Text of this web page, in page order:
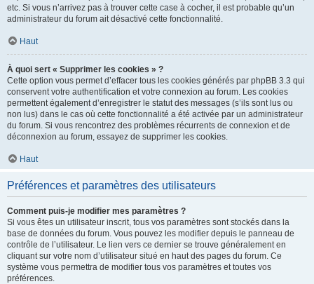
etc. Si vous n’arrivez pas à trouver cette case à cocher, il est probable qu’un
administrateur du forum ait désactivé cette fonctionnalité.
Haut
À quoi sert « Supprimer les cookies » ?
Cette option vous permet d’effacer tous les cookies générés par phpBB 3.3 qui
conservent votre authentification et votre connexion au forum. Les cookies
permettent également d’enregistrer le statut des messages (s’ils sont lus ou
non lus) dans le cas où cette fonctionnalité a été activée par un administrateur
du forum. Si vous rencontrez des problèmes récurrents de connexion et de
déconnexion au forum, essayez de supprimer les cookies.
Haut
Préférences et paramètres des utilisateurs
Comment puis-je modifier mes paramètres ?
Si vous êtes un utilisateur inscrit, tous vos paramètres sont stockés dans la
base de données du forum. Vous pouvez les modifier depuis le panneau de
contrôle de l’utilisateur. Le lien vers ce dernier se trouve généralement en
cliquant sur votre nom d’utilisateur situé en haut des pages du forum. Ce
système vous permettra de modifier tous vos paramètres et toutes vos
préférences.